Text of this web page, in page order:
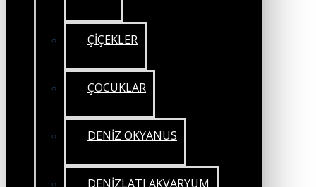
ÇİÇEKLER
ÇOCUKLAR
DENİZ OKYANUS
DENİZLATI AKVARYUM